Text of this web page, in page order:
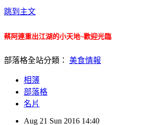
跳到主文
蔡阿連重出江湖的小天地~歡迎光臨
部落格全站分類： 美食情報
相簿
部落格
名片
Aug 21 Sun 2016 14:40